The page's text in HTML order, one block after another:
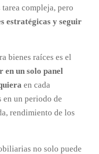
compleja, pero
estratégicas y seguir
bienes raíces es el
en un solo panel
en cada
en un periodo de
rendimiento de los
no solo puede